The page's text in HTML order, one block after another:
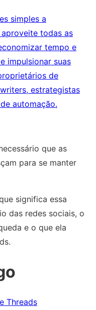
simples a
todas as
tempo e
impulsionar suas
de
estrategistas
automação.
que as
para se manter
significa essa
das redes sociais, o
e o que ela
Threads